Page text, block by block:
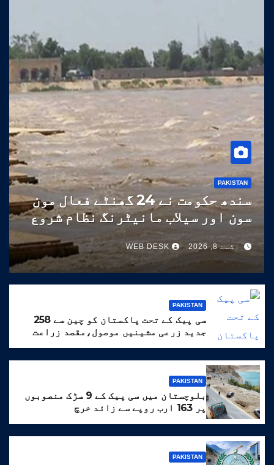
PAKISTAN
سندھ حکومت نے 24 گھنٹے فعال مون
سون اور سیلاب مانیٹرنگ نظام شروع
اگست 8, 2026 WEB DESK
PAKISTAN
سی پیک کے تحت پاکستان کو چین سے 258
جدید زرعی مشینیں موصول،مقصد زراعت
PAKISTAN
بلوچستان میں سی پیک کے 9 سڑک منصوبوں
پر 163 ارب روپے سے زائد خرچ
PAKISTAN